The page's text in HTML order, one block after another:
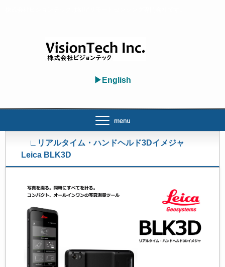
▶English
∟リアルタイム・ハンドヘルド3Dイメジャ
Leica BLK3D